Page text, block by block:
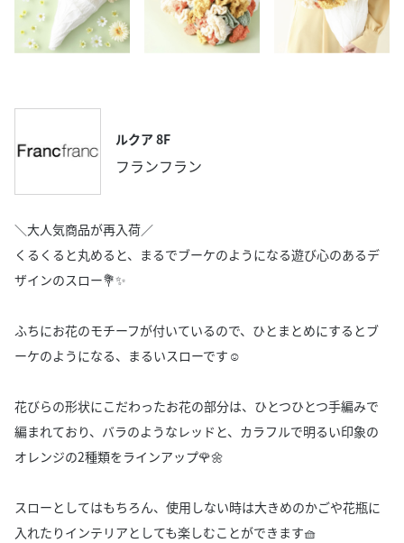
ルクア 8F
フランフラン
＼大人気商品が再入荷／
くるくると丸めると、まるでブーケのようになる遊び心のあるデ
ザインのスロー💐✨
ふちにお花のモチーフが付いているので、ひとまとめにするとブ
ーケのようになる、まるいスローです☺️
花びらの形状にこだわったお花の部分は、ひとつひとつ手編みで
編まれており、バラのようなレッドと、カラフルで明るい印象の
オレンジの2種類をラインアップ🌹🌼
スローとしてはもちろん、使用しない時は大きめのかごや花瓶に
入れたりインテリアとしても楽しむことができます🧺